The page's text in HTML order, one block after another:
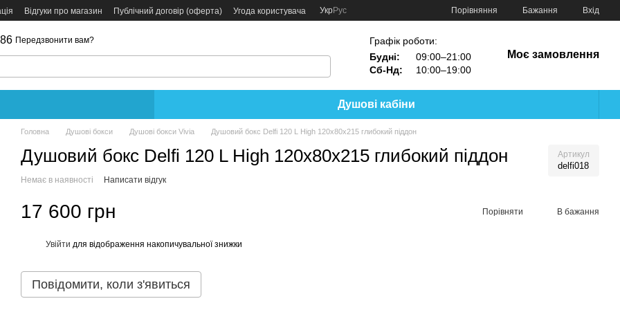
Відгуки про магазин Публічний договір (оферта) Угода користувача УкрРус Порівняння Бажання Вхід
Передзвонити вам?
Графік роботи:
Будні:
09:00–21:00
Сб-Нд:
10:00–19:00
Моє замовлення
Душові кабіни
Головна Душові бокси Душові бокси Vivia Душовий бокс Delfi 120 L High 120x80x215 глибокий піддон
Душовий бокс Delfi 120 L High 120x80x215 глибокий піддон Артикул
delfi018
Немає в наявності Написати відгук
17 600 грн Порівняти В бажання
Увійти для відображення накопичувальної знижки
Повідомити, коли з'явиться